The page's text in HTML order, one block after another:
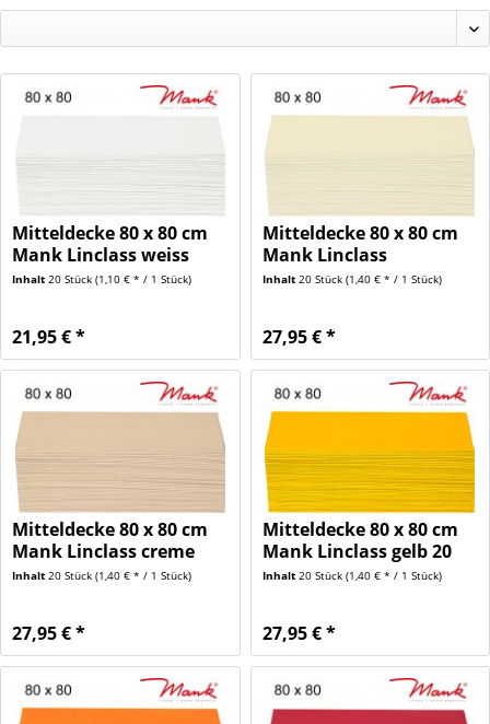
Mitteldecke 80 x 80 cm
Mank Linclass weiss
20...
Inhalt20 Stück(1,10 € * / 1 Stück)
21,95 € *
Mitteldecke 80 x 80 cm
Mank Linclass
champagner...
Inhalt 20 Stück (1,40 € * / 1 Stück)
27,95 € *
Mitteldecke 80 x 80 cm
Mank Linclass creme
20...
Inhalt20 Stück(1,40 € * / 1 Stück)
27,95 € *
Mitteldecke 80 x 80 cm
Mank Linclass gelb 20
Stück
Inhalt 20 Stück (1,40 € * / 1 Stück)
27,95 € *